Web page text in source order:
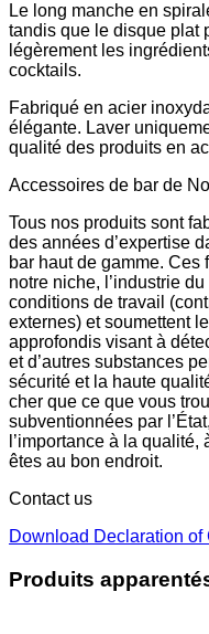
Le long manche en
tandis que le disque plat
légèrement les
cocktails.
Fabriqué en acier
élégante. Laver
qualité des produits en
Accessoires de bar de
Tous nos produits sont
des années d’expertise
bar haut de gamme.
notre niche, l’industrie
conditions de travail
externes) et soumettent
approfondis visant à
et d’autres substances
sécurité et la haute
cher que ce que vous
subventionnées par
l’importance à la
êtes au bon endroit.
Contact us
Download Declaration of
Produits